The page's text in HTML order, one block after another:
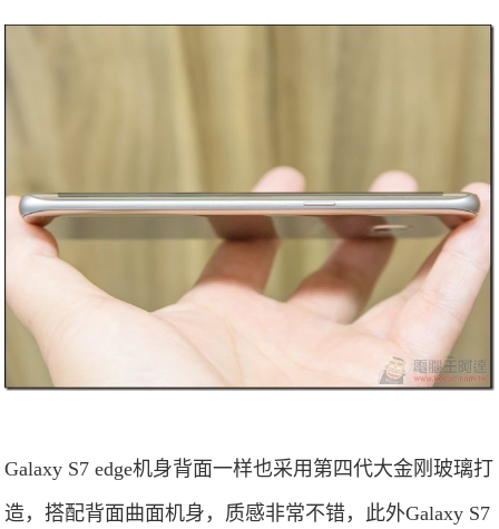
Galaxy S7 edge机身背面一样也采用第四代大金刚玻璃打
造，搭配背面曲面机身，质感非常不错，此外Galaxy S7